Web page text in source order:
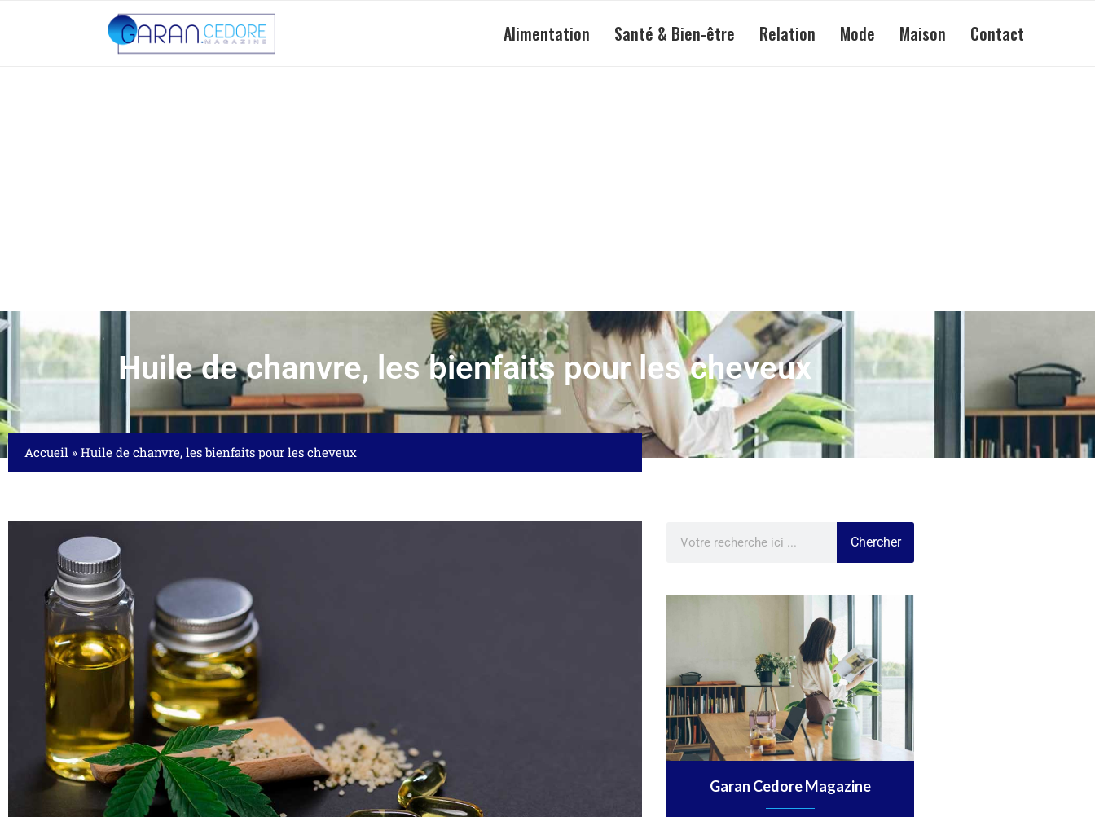
Alimentation Santé & Bien-être Relation Mode Maison Contact
Huile de chanvre, les bienfaits pour les cheveux
Accueil » Huile de chanvre, les bienfaits pour les cheveux
Chercher
Garan Cedore Magazine